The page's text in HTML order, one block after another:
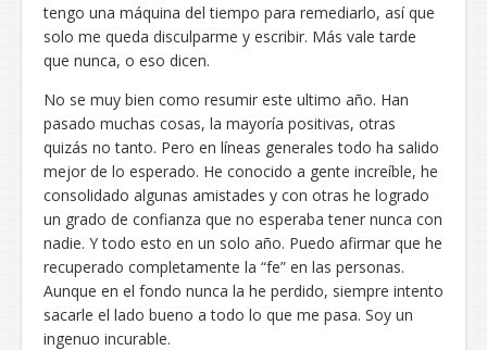
tengo una máquina del tiempo para remediarlo, así que
solo me queda disculparme y escribir. Más vale tarde
que nunca, o eso dicen.
No se muy bien como resumir este ultimo año. Han
pasado muchas cosas, la mayoría positivas, otras
quizás no tanto. Pero en líneas generales todo ha salido
mejor de lo esperado. He conocido a gente increíble, he
consolidado algunas amistades y con otras he logrado
un grado de confianza que no esperaba tener nunca con
nadie. Y todo esto en un solo año. Puedo afirmar que he
recuperado completamente la “fe” en las personas.
Aunque en el fondo nunca la he perdido, siempre intento
sacarle el lado bueno a todo lo que me pasa. Soy un
ingenuo incurable.